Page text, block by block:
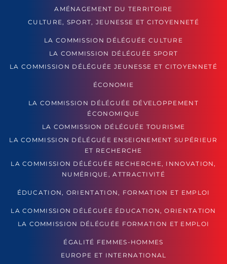
AMÉNAGEMENT DU TERRITOIRE
CULTURE, SPORT, JEUNESSE ET CITOYENNETÉ
LA COMMISSION DÉLÉGUÉE CULTURE
LA COMMISSION DÉLÉGUÉE SPORT
LA COMMISSION DÉLÉGUÉE JEUNESSE ET CITOYENNETÉ
ÉCONOMIE
LA COMMISSION DÉLÉGUÉE DÉVELOPPEMENT
ÉCONOMIQUE
LA COMMISSION DÉLÉGUÉE TOURISME
LA COMMISSION DÉLÉGUÉE ENSEIGNEMENT SUPÉRIEUR
ET RECHERCHE
LA COMMISSION DÉLÉGUÉE RECHERCHE, INNOVATION,
NUMÉRIQUE, ATTRACTIVITÉ
ÉDUCATION, ORIENTATION, FORMATION ET EMPLOI
LA COMMISSION DÉLÉGUÉE ÉDUCATION, ORIENTATION
LA COMMISSION DÉLÉGUÉE FORMATION ET EMPLOI
ÉGALITÉ FEMMES-HOMMES
EUROPE ET INTERNATIONAL